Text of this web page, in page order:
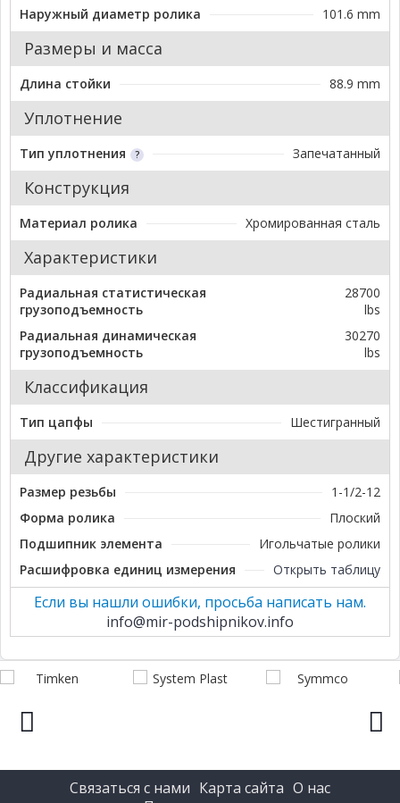
Наружный диаметр ролика
101.6 mm
Размеры и масса
Длина стойки 88.9 mm
Уплотнение
Тип уплотнения Запечатанный
Конструкция
Материал ролика Хромированная сталь
Характеристики
Радиальная статистическая
грузоподъемность
28700
lbs
Радиальная динамическая
грузоподъемность
30270
lbs
Классификация
Тип цапфы Шестигранный
Другие характеристики
Размер резьбы
1-1/2-12
Форма ролика
Плоский
Подшипник элемента
Игольчатые ролики
Расшифровка единиц измерения
Открыть таблицу
Если вы нашли ошибки, просьба написать нам.
info@mir-podshipnikov.info
Связаться с нами Карта сайта О нас